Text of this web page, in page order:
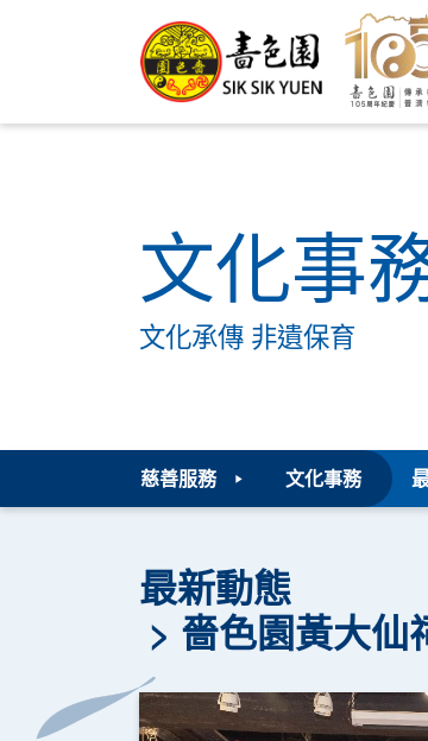
文化事
文化承傳 非遺保育
慈善服務 文化事務
最新動態
嗇色園黃大仙